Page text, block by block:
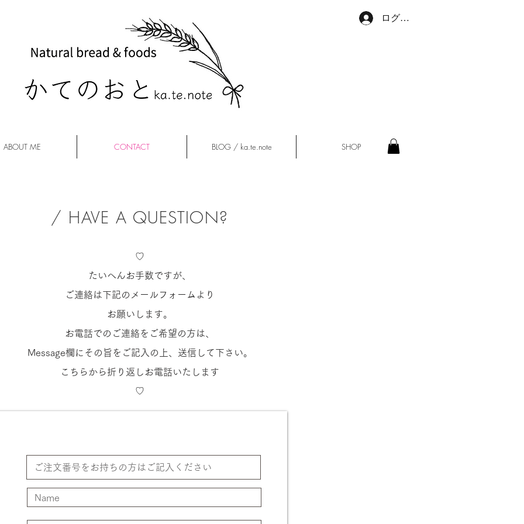
ログイン
ABOUT ME CONTACT BLOG / ka.te.note SHOP
/ HAVE A QUESTION?
♡
たいへんお手数ですが、
ご連絡は下記のメールフォームより
お願いします。
お電話でのご連絡をご希望の方は、
Message欄にその旨をご記入の上、送信して下さい。
こちらから折り返しお電話いたします
​♡